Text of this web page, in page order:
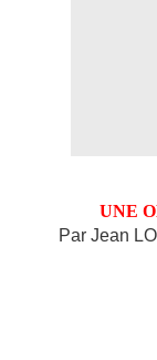
UNE
Par Jean